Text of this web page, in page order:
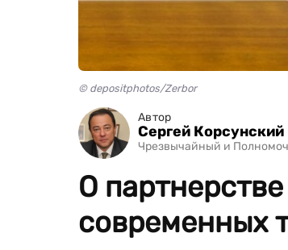
© depositphotos/Zerbor
Автор
Сергей Корсунский
Чрезвычайный и
О
современных